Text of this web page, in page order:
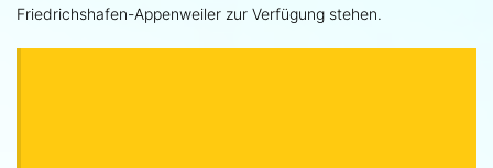
Friedrichshafen-Appenweiler zur Verfügung stehen.